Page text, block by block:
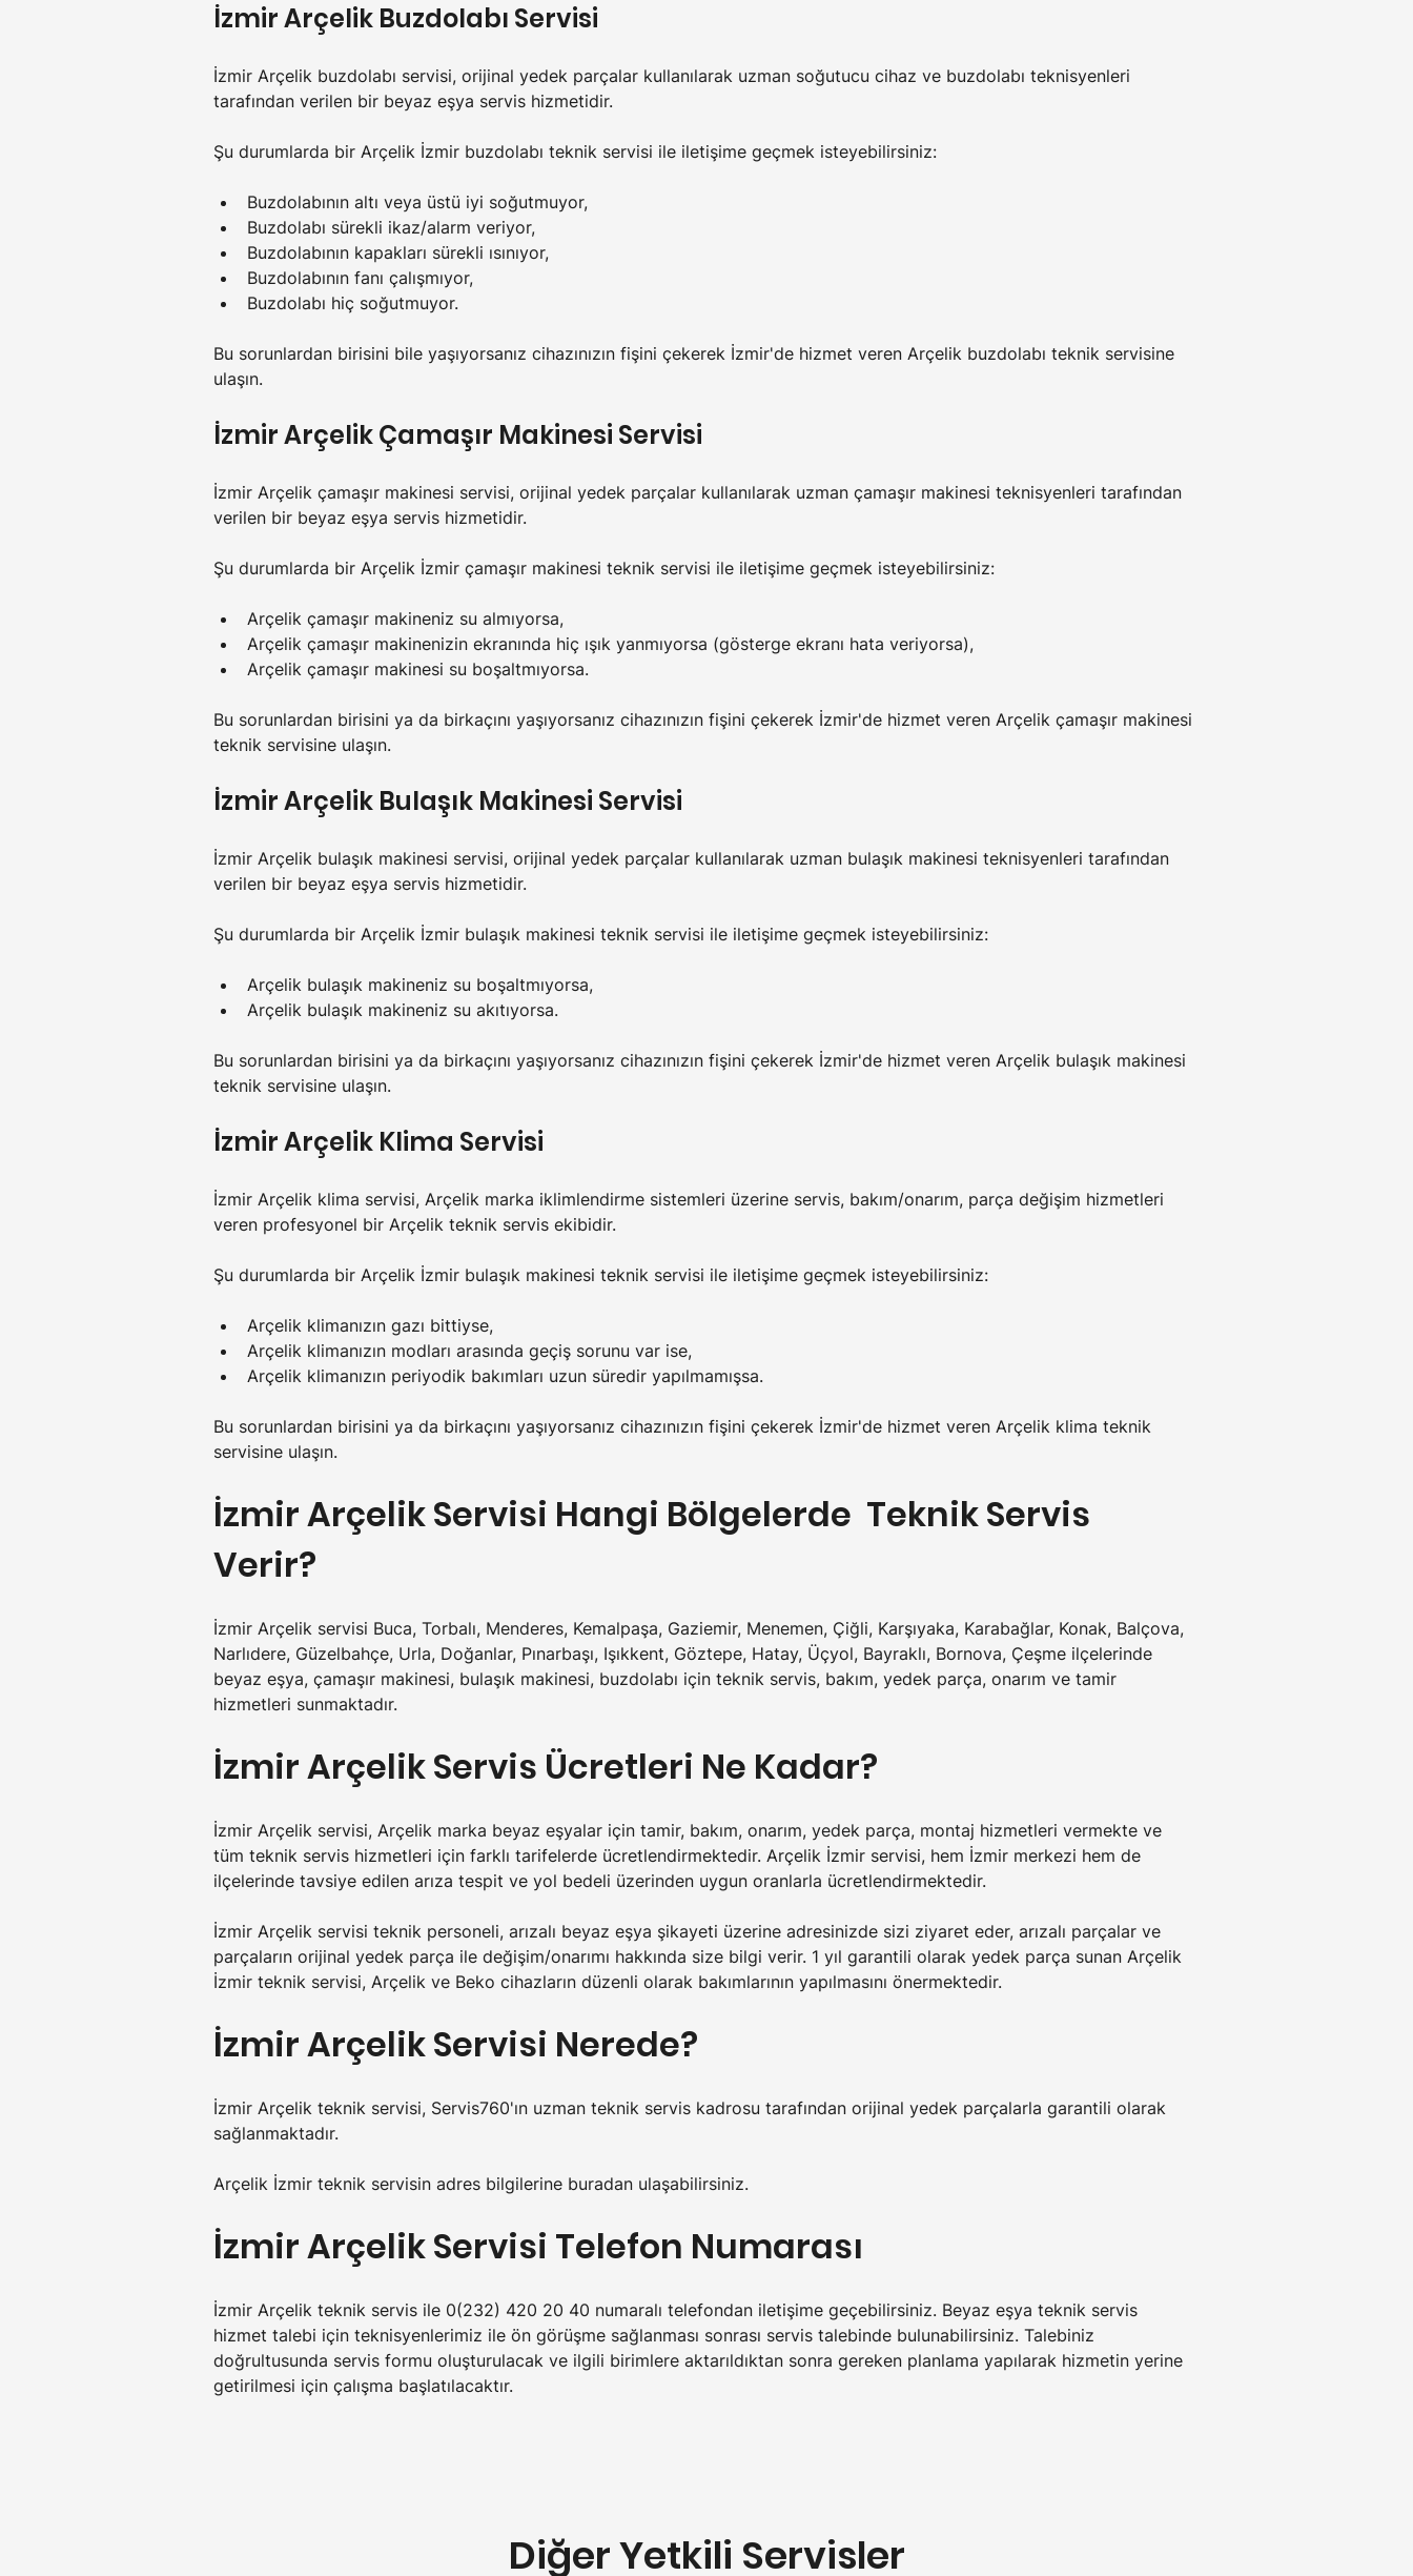
İzmir Arçelik Buzdolabı Servisi
İzmir Arçelik buzdolabı servisi, orijinal yedek parçalar kullanılarak uzman soğutucu cihaz ve buzdolabı teknisyenleri
tarafından verilen bir beyaz eşya servis hizmetidir.
Şu durumlarda bir Arçelik İzmir buzdolabı teknik servisi ile iletişime geçmek isteyebilirsiniz:
Buzdolabının altı veya üstü iyi soğutmuyor,
Buzdolabı sürekli ikaz/alarm veriyor,
Buzdolabının kapakları sürekli ısınıyor,
Buzdolabının fanı çalışmıyor,
Buzdolabı hiç soğutmuyor.
Bu sorunlardan birisini bile yaşıyorsanız cihazınızın fişini çekerek İzmir'de hizmet veren Arçelik buzdolabı teknik servisine
ulaşın.
İzmir Arçelik Çamaşır Makinesi Servisi
İzmir Arçelik çamaşır makinesi servisi, orijinal yedek parçalar kullanılarak uzman çamaşır makinesi teknisyenleri tarafından
verilen bir beyaz eşya servis hizmetidir.
Şu durumlarda bir Arçelik İzmir çamaşır makinesi teknik servisi ile iletişime geçmek isteyebilirsiniz:
Arçelik çamaşır makineniz su almıyorsa,
Arçelik çamaşır makinenizin ekranında hiç ışık yanmıyorsa (gösterge ekranı hata veriyorsa),
Arçelik çamaşır makinesi su boşaltmıyorsa.
Bu sorunlardan birisini ya da birkaçını yaşıyorsanız cihazınızın fişini çekerek İzmir'de hizmet veren Arçelik çamaşır makinesi
teknik servisine ulaşın.
İzmir Arçelik Bulaşık Makinesi Servisi
İzmir Arçelik bulaşık makinesi servisi, orijinal yedek parçalar kullanılarak uzman bulaşık makinesi teknisyenleri tarafından
verilen bir beyaz eşya servis hizmetidir.
Şu durumlarda bir Arçelik İzmir bulaşık makinesi teknik servisi ile iletişime geçmek isteyebilirsiniz:
Arçelik bulaşık makineniz su boşaltmıyorsa,
Arçelik bulaşık makineniz su akıtıyorsa.
Bu sorunlardan birisini ya da birkaçını yaşıyorsanız cihazınızın fişini çekerek İzmir'de hizmet veren Arçelik bulaşık makinesi
teknik servisine ulaşın.
İzmir Arçelik Klima Servisi
İzmir Arçelik klima servisi, Arçelik marka iklimlendirme sistemleri üzerine servis, bakım/onarım, parça değişim hizmetleri
veren profesyonel bir Arçelik teknik servis ekibidir.
Şu durumlarda bir Arçelik İzmir bulaşık makinesi teknik servisi ile iletişime geçmek isteyebilirsiniz:
Arçelik klimanızın gazı bittiyse,
Arçelik klimanızın modları arasında geçiş sorunu var ise,
Arçelik klimanızın periyodik bakımları uzun süredir yapılmamışsa.
Bu sorunlardan birisini ya da birkaçını yaşıyorsanız cihazınızın fişini çekerek İzmir'de hizmet veren Arçelik klima teknik
servisine ulaşın.
İzmir Arçelik Servisi Hangi Bölgelerde  Teknik Servis
Verir?
İzmir Arçelik servisi Buca, Torbalı, Menderes, Kemalpaşa, Gaziemir, Menemen, Çiğli, Karşıyaka, Karabağlar, Konak, Balçova,
Narlıdere, Güzelbahçe, Urla, Doğanlar, Pınarbaşı, Işıkkent, Göztepe, Hatay, Üçyol, Bayraklı, Bornova, Çeşme ilçelerinde
beyaz eşya, çamaşır makinesi, bulaşık makinesi, buzdolabı için teknik servis, bakım, yedek parça, onarım ve tamir
hizmetleri sunmaktadır.
İzmir Arçelik Servis Ücretleri Ne Kadar?
İzmir Arçelik servisi, Arçelik marka beyaz eşyalar için tamir, bakım, onarım, yedek parça, montaj hizmetleri vermekte ve
tüm teknik servis hizmetleri için farklı tarifelerde ücretlendirmektedir. Arçelik İzmir servisi, hem İzmir merkezi hem de
ilçelerinde tavsiye edilen arıza tespit ve yol bedeli üzerinden uygun oranlarla ücretlendirmektedir.
İzmir Arçelik servisi teknik personeli, arızalı beyaz eşya şikayeti üzerine adresinizde sizi ziyaret eder, arızalı parçalar ve
parçaların orijinal yedek parça ile değişim/onarımı hakkında size bilgi verir. 1 yıl garantili olarak yedek parça sunan Arçelik
İzmir teknik servisi, Arçelik ve Beko cihazların düzenli olarak bakımlarının yapılmasını önermektedir.
İzmir Arçelik Servisi Nerede?
İzmir Arçelik teknik servisi, Servis760'ın uzman teknik servis kadrosu tarafından orijinal yedek parçalarla garantili olarak
sağlanmaktadır.
Arçelik İzmir teknik servisin adres bilgilerine buradan ulaşabilirsiniz.
İzmir Arçelik Servisi Telefon Numarası
İzmir Arçelik teknik servis ile 0(232) 420 20 40 numaralı telefondan iletişime geçebilirsiniz. Beyaz eşya teknik servis
hizmet talebi için teknisyenlerimiz ile ön görüşme sağlanması sonrası servis talebinde bulunabilirsiniz. Talebiniz
doğrultusunda servis formu oluşturulacak ve ilgili birimlere aktarıldıktan sonra gereken planlama yapılarak hizmetin yerine
getirilmesi için çalışma başlatılacaktır.
Diğer Yetkili Servisler